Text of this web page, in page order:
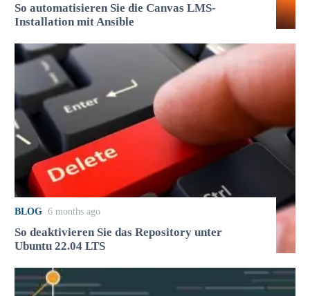
So automatisieren Sie die Canvas LMS-
Installation mit Ansible
BLOG 6 months ago
So deaktivieren Sie das Repository unter
Ubuntu 22.04 LTS